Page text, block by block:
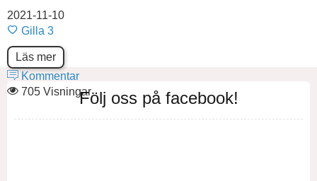
2021-11-10
Gilla 3
Läs mer
Kommentar
705 VisningarFölj oss på facebook!